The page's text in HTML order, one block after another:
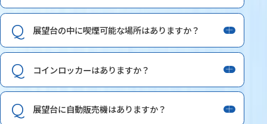
展望台の中に喫煙可能な場所はありますか？
コインロッカーはありますか？
展望台に自動販売機はありますか？